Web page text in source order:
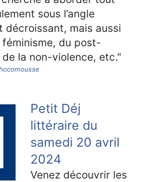
sous l’angle
décroissant, mais aussi
du post-
la non-violence, etc."
Petit Déj
littéraire du
samedi 20 avril
2024
Venez découvrir les